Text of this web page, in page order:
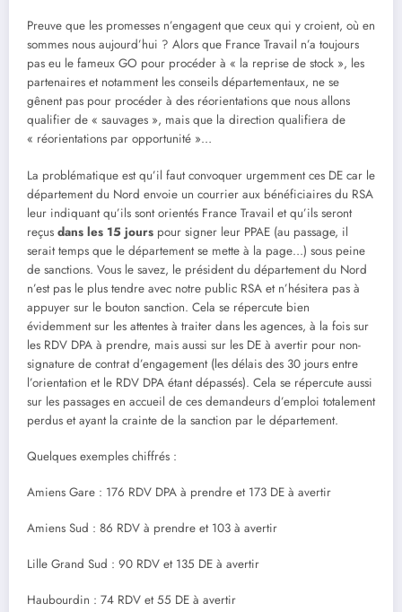
Preuve que les promesses n’engagent que ceux qui y croient, où en
sommes nous aujourd’hui ? Alors que France Travail n’a toujours
pas eu le fameux GO pour procéder à « la reprise de stock », les
partenaires et notamment les conseils départementaux, ne se
gênent pas pour procéder à des réorientations que nous allons
qualifier de « sauvages », mais que la direction qualifiera de
« réorientations par opportunité »…
La problématique est qu’il faut convoquer urgemment ces DE car le
département du Nord envoie un courrier aux bénéficiaires du RSA
leur indiquant qu’ils sont orientés France Travail et qu’ils seront
reçus dans les 15 jours pour signer leur PPAE (au passage, il
serait temps que le département se mette à la page…) sous peine
de sanctions. Vous le savez, le président du département du Nord
n’est pas le plus tendre avec notre public RSA et n’hésitera pas à
appuyer sur le bouton sanction. Cela se répercute bien
évidemment sur les attentes à traiter dans les agences, à la fois sur
les RDV DPA à prendre, mais aussi sur les DE à avertir pour non-
signature de contrat d’engagement (les délais des 30 jours entre
l’orientation et le RDV DPA étant dépassés). Cela se répercute aussi
sur les passages en accueil de ces demandeurs d’emploi totalement
perdus et ayant la crainte de la sanction par le département.
Quelques exemples chiffrés :
Amiens Gare : 176 RDV DPA à prendre et 173 DE à avertir
Amiens Sud : 86 RDV à prendre et 103 à avertir
Lille Grand Sud : 90 RDV et 135 DE à avertir
Haubourdin : 74 RDV et 55 DE à avertir